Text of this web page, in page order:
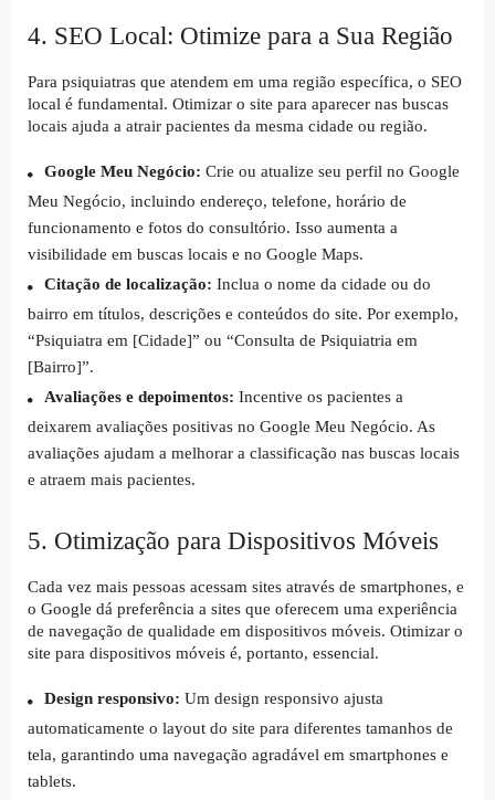
4. SEO Local: Otimize para a Sua Região
Para psiquiatras que atendem em uma região específica, o SEO
local é fundamental. Otimizar o site para aparecer nas buscas
locais ajuda a atrair pacientes da mesma cidade ou região.
Google Meu Negócio: Crie ou atualize seu perfil no Google
Meu Negócio, incluindo endereço, telefone, horário de
funcionamento e fotos do consultório. Isso aumenta a
visibilidade em buscas locais e no Google Maps.
Citação de localização: Inclua o nome da cidade ou do
bairro em títulos, descrições e conteúdos do site. Por exemplo,
“Psiquiatra em [Cidade]” ou “Consulta de Psiquiatria em
[Bairro]”.
Avaliações e depoimentos: Incentive os pacientes a
deixarem avaliações positivas no Google Meu Negócio. As
avaliações ajudam a melhorar a classificação nas buscas locais
e atraem mais pacientes.
5. Otimização para Dispositivos Móveis
Cada vez mais pessoas acessam sites através de smartphones, e
o Google dá preferência a sites que oferecem uma experiência
de navegação de qualidade em dispositivos móveis. Otimizar o
site para dispositivos móveis é, portanto, essencial.
Design responsivo: Um design responsivo ajusta
automaticamente o layout do site para diferentes tamanhos de
tela, garantindo uma navegação agradável em smartphones e
tablets.